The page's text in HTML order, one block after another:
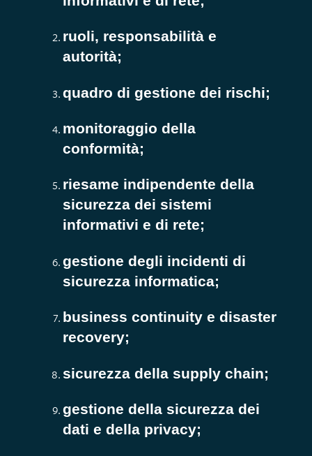
ruoli, responsabilità e
autorità;
quadro di gestione dei rischi;
monitoraggio della
conformità;
riesame indipendente della
sicurezza dei sistemi
informativi e di rete;
gestione degli incidenti di
sicurezza informatica;
business continuity e disaster
recovery;
sicurezza della supply chain;
gestione della sicurezza dei
dati e della privacy;